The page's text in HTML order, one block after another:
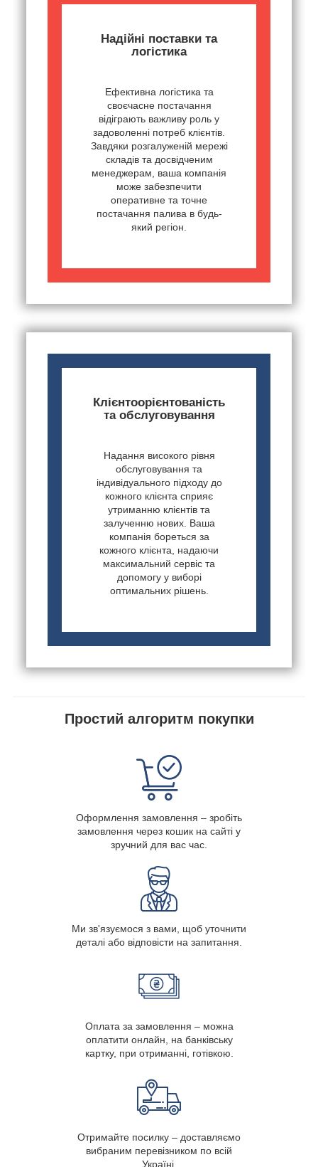
Надійні поставки та
логістика
Ефективна логістика та
своєчасне постачання
відіграють важливу роль у
задоволенні потреб клієнтів.
Завдяки розгалуженій мережі
складів та досвідченим
менеджерам, ваша компанія
може забезпечити
оперативне та точне
постачання палива в будь-
який регіон.
Клієнтоорієнтованість
та обслуговування
Надання високого рівня
обслуговування та
індивідуального підходу до
кожного клієнта сприяє
утриманню клієнтів та
залученню нових. Ваша
компанія бореться за
кожного клієнта, надаючи
максимальний сервіс та
допомогу у виборі
оптимальних рішень.
Простий алгоритм покупки
Оформлення замовлення – зробіть
замовлення через кошик на сайті у
зручний для вас час.
Ми зв'язуємося з вами, щоб уточнити
деталі або відповісти на запитання.
Оплата за замовлення – можна
оплатити онлайн, на банківську
картку, при отриманні, готівкою.
Отримайте посилку – доставляємо
вибраним перевізником по всій
Україні.